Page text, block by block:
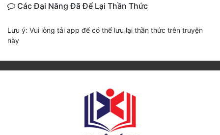
Các Đại Năng Đã Để Lại Thần Thức
Lưu ý: Vui lòng tải app để có thể lưu lại thần thức trên truyện
này